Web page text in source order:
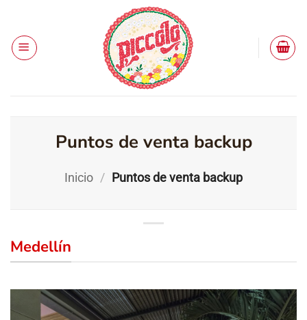
contenido
Puntos de venta backup
Inicio / Puntos de venta backup
Medellín